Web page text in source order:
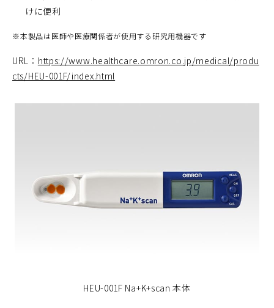
けに便利
※本製品は医師や医療関係者が使用する研究用機器です
URL： https://www.healthcare.omron.co.jp/medical/produ
cts/HEU-001F/index.html
HEU-001F Na+K+scan 本体